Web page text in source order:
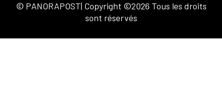
© PANORAPOST| Copyright ©2026 Tous les droits
sont réservés